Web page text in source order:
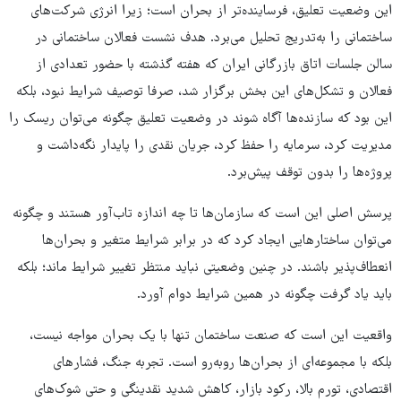
این وضعیت تعلیق، فرساینده‌تر از بحران است؛ زیرا انرژی شرکت‌های
ساختمانی را به‌تدریج تحلیل می‌برد. هدف نشست فعالان ساختمانی در
سالن جلسات اتاق بازرگانی ایران که هفته گذشته با حضور تعدادی از
فعالان و تشکل‌های این بخش برگزار شد، صرفا توصیف شرایط نبود، بلکه
این بود که سازنده‌ها آگاه شوند در وضعیت تعلیق چگونه می‌توان ریسک را
مدیریت کرد، سرمایه را حفظ کرد، جریان نقدی را پایدار نگه‌داشت و
پروژه‌ها را بدون توقف پیش‌برد.
پرسش اصلی این است که سازمان‌ها تا چه اندازه تاب‌آور هستند و چگونه
می‌توان ساختارهایی ایجاد کرد که در ‌برابر شرایط متغیر و بحران‌ها
انعطاف‌پذیر باشند. در چنین وضعیتی نباید منتظر تغییر شرایط ماند؛ بلکه
باید یاد گرفت چگونه در همین شرایط دوام آورد.
واقعیت این است که صنعت ساختمان تنها با یک بحران مواجه نیست،
بلکه با مجموعه‌ای از بحران‌ها روبه‌رو است. تجربه جنگ، فشارهای
اقتصادی، تورم بالا، رکود بازار، کاهش شدید نقدینگی و حتی شوک‌های